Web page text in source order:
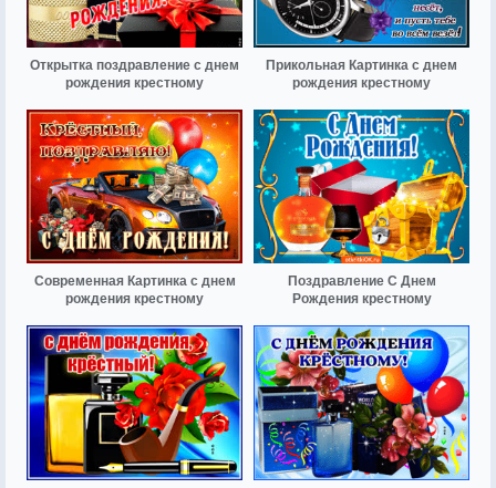
Открытка поздравление с днем
рождения крестному
Прикольная Картинка с днем
рождения крестному
Современная Картинка с днем
рождения крестному
Поздравление С Днем
Рождения крестному